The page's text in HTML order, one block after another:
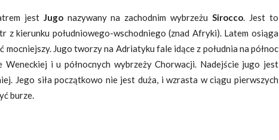
jest Jugonazywany na zachodnim wybrzeżu Sirocco. Jest to
z kierunku południowego-wschodniego (znad Afryki). Latem osiąga
mocniejszy. Jugo tworzy na Adriatyku fale idące z południa na północ
Weneckiej i u północnych wybrzeży Chorwacji. Nadejście jugo jest
Jego siła początkowo nie jest duża, i wzrasta w ciągu pierwszych
burze.